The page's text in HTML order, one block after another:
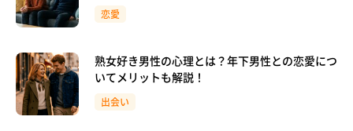
恋愛
熟女好き男性の心理とは？年下男性との恋愛につ
いてメリットも解説！
出会い